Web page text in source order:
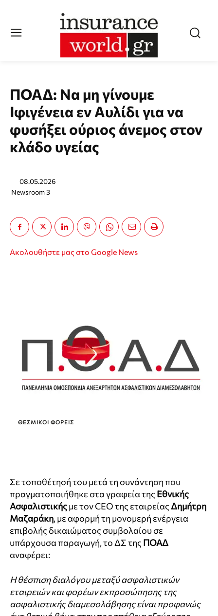
ΠΟΑΔ: Να μη γίνουμε
Ιφιγένεια εν Αυλίδι για να
φυσήξει ούριος άνεμος στον
κλάδο υγείας
08.05.2026
Newsroom 3
Ακολουθήστε μας στο Google News
ΘΕΣΜΙΚΟΊ ΦΟΡΕΊΣ
Σε τοποθέτησή του μετά τη συνάντηση που
πραγματοποιήθηκε στα γραφεία της Εθνικής
Ασφαλιστικήςμε τον CEO της εταιρείας Δημήτρη
Μαζαράκη, με αφορμή τη μονομερή ενέργεια
επιβολής δικαιώματος συμβολαίου σε
υπάρχουσα παραγωγή, το ΔΣ της ΠΟΑΔ
αναφέρει:
Η θέσπιση διαλόγου μεταξύ ασφαλιστικών
εταιρειών και φορέων εκπροσώπησης της
ασφαλιστικής διαμεσολάβησης είναι προφανώς